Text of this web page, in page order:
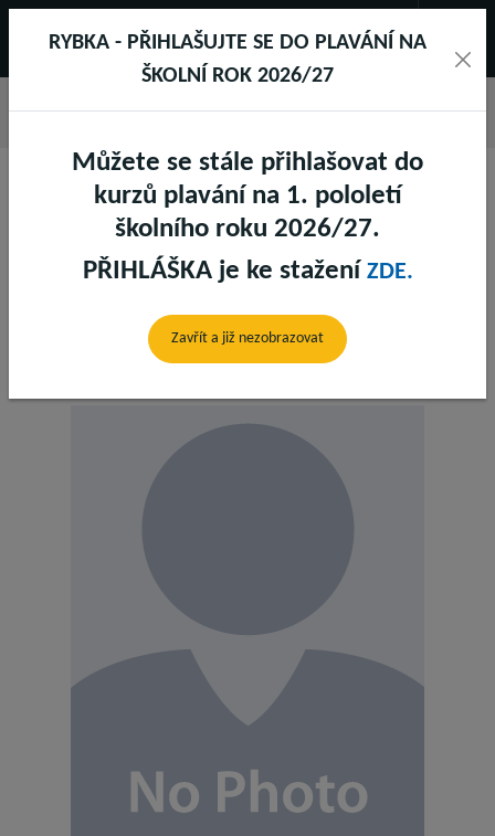
DIA KROCOVÁ
RYBKA - PŘIHLAŠUJTE SE DO PLAVÁNÍ NA
ŠKOLNÍ ROK 2026/27
Můžete se stále přihlašovat do
kurzů plavání na 1. pololetí
školního roku 2026/27.
PŘIHLÁŠKA je ke stažení ZDE.
Zavřít a již nezobrazovat